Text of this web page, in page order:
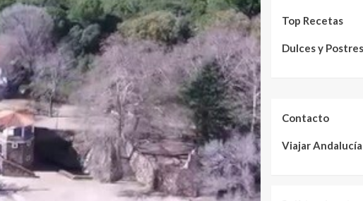
Top Recetas
Dulces y Postres
Contacto
Viajar Andalucía